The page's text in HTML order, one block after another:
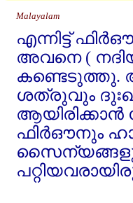
Malayalam
എന്നിട്ട്‌
അവനെ (
ശത്രുവും
ആയിരിക്കാന്‍
ഫിര്‍ഔനും